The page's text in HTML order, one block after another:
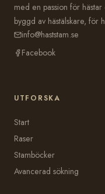
med en passion för
byggd av hästälskare, för
info@haststam.se
Facebook
UTFORSKA
Start
Raser
Stamböcker
Avancerad sökning